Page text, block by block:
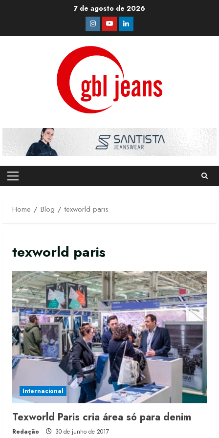
7 de agosto de 2026
Instagram
YoutubeLinkedin
Primary
Home
Blog texworld paris
texworld paris
Internacional
Texworld Paris cria área só para denim
Redação 30 de junho de 2017
Renata Caixeta assume Movimento
Sou de Algodão